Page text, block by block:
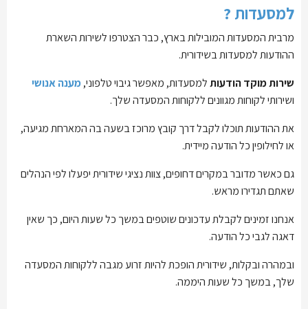
למסעדות ?
מרבית המסעדות המובילות בארץ, כבר הצטרפו לשירות השארת
ההודעות למסעדות בשידורית.
שירות מוקד הודעותלמסעדות, מאפשר גיבוי טלפוני,מענה אנושי
ושירותי לקוחות מגוונים ללקוחות המסעדה שלך.
את ההודעות תוכלו לקבל דרך קובץ מרוכז בשעה בה המארחת מגיעה,
או לחילופין כל הודעה מיידית.
גם כאשר מדובר במקרים דחופים, צוות נציגי שידורית יפעלו לפי הנהלים
שאתם תגדירו מראש.
אנחנו זמינים לקבלת עדכונים שוטפים במשך כל שעות היום, כך שאין
דאגה לגבי כל הודעה.
ובמהרה ובקלות, שידורית הופכת להיות זרוע מגבה ללקוחות המסעדה
שלך, במשך כל שעות היממה.